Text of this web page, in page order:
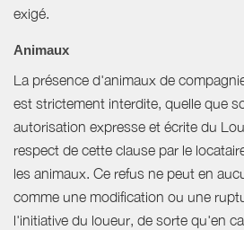
exigé.
Animaux
La présence d'animaux de
est strictement interdite, quelle que
autorisation expresse et écrite du
respect de cette clause par le
les animaux. Ce refus ne peut en
comme une modification ou une
l'initiative du loueur, de sorte qu'en